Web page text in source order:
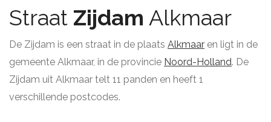
Straat Zijdam Alkmaar
De Zijdam is een straat in de plaats Alkmaar en ligt in de
gemeente Alkmaar, in de provincie Noord-Holland. De
Zijdam uit Alkmaar telt 11 panden en heeft 1
verschillende postcodes.